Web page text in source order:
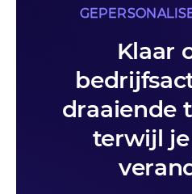
Klaar
draaiende
terwijl